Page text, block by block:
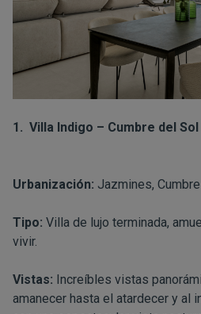
1. Villa Indigo – Cumbre del Sol
Urbanización: Jazmines,
Tipo: Villa de lujo terminada,
vivir.
Vistas: Increíbles vistas
amanecer hasta el atardecer y al